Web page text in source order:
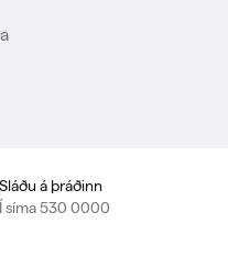
Sláðu á þráðinn
Í síma 530 0000